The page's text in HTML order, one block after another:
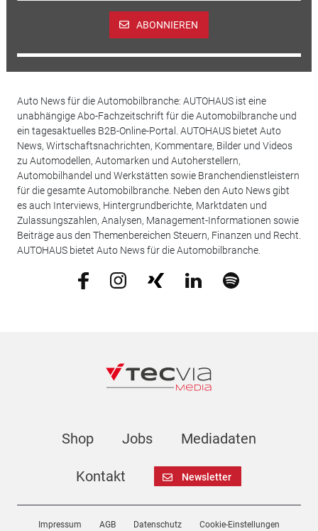
ABONNIEREN
Auto News für die Automobilbranche: AUTOHAUS ist eine
unabhängige Abo-Fachzeitschrift für die Automobilbranche und
ein tagesaktuelles B2B-Online-Portal. AUTOHAUS bietet Auto
News, Wirtschaftsnachrichten, Kommentare, Bilder und Videos
zu Automodellen, Automarken und Autoherstellern,
Automobilhandel und Werkstätten sowie Branchendienstleistern
für die gesamte Automobilbranche. Neben den Auto News gibt
es auch Interviews, Hintergrundberichte, Marktdaten und
Zulassungszahlen, Analysen, Management-Informationen sowie
Beiträge aus den Themenbereichen Steuern, Finanzen und Recht.
AUTOHAUS bietet Auto News für die Automobilbranche.
Shop Jobs Mediadaten
Kontakt Newsletter
Impressum AGB Datenschutz Cookie-Einstellungen